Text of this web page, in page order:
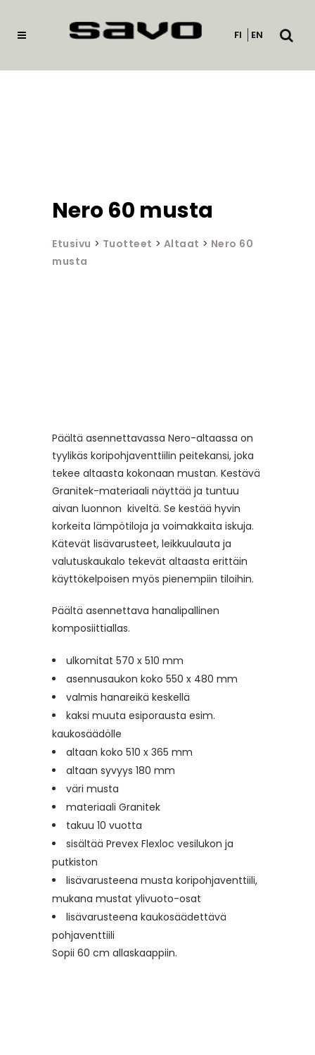
FI EN
Avaa
Nero 60 musta
Etusivu > Tuotteet > Altaat > Nero 60
musta
Päältä asennettavassa Nero-altaassa on
tyylikäs koripohjaventtiilin peitekansi, joka
tekee altaasta kokonaan mustan. Kestävä
Granitek-materiaali näyttää ja tuntuu
aivan luonnon kiveltä. Se kestää hyvin
korkeita lämpötiloja ja voimakkaita iskuja.
Kätevät lisävarusteet, leikkuulauta ja
valutuskaukalo tekevät altaasta erittäin
käyttökelpoisen myös pienempiin tiloihin.
Päältä asennettava hanalipallinen
komposiittiallas.
ulkomitat 570 x 510 mm
asennusaukon koko 550 x 480 mm
valmis hanareikä keskellä
kaksi muuta esiporausta esim.
kaukosäädölle
altaan koko 510 x 365 mm
altaan syvyys 180 mm
väri musta
materiaali Granitek
takuu 10 vuotta
sisältää Prevex Flexloc vesilukon ja
putkiston
lisävarusteena musta koripohjaventtiili,
mukana mustat ylivuoto-osat
lisävarusteena kaukosäädettävä
pohjaventtiili
Sopii 60 cm allaskaappiin.